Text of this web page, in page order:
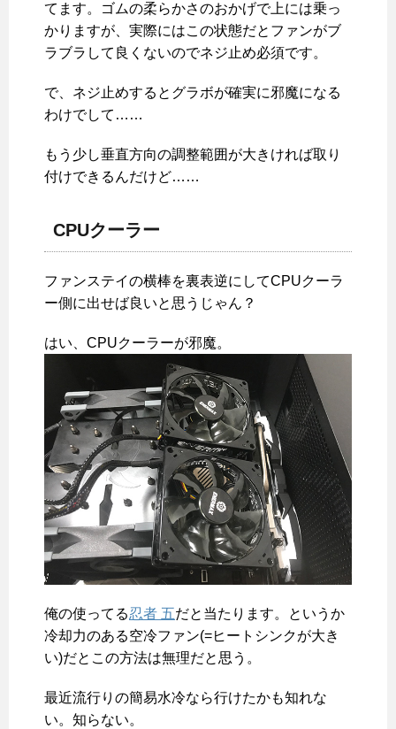
てます。ゴムの柔らかさのおかげで上には乗っ
かりますが、実際にはこの状態だとファンがブ
ラブラして良くないのでネジ止め必須です。
で、ネジ止めするとグラボが確実に邪魔になる
わけでして……
もう少し垂直方向の調整範囲が大きければ取り
付けできるんだけど……
CPUクーラー
ファンステイの横棒を裏表逆にしてCPUクーラ
ー側に出せば良いと思うじゃん？
はい、CPUクーラーが邪魔。
俺の使ってる忍者 五だと当たります。というか
冷却力のある空冷ファン(=ヒートシンクが大き
い)だとこの方法は無理だと思う。
最近流行りの簡易水冷なら行けたかも知れな
い。知らない。